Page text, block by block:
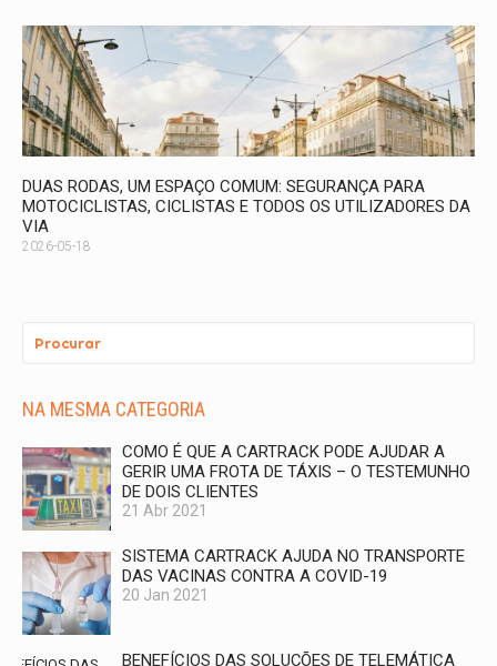
DUAS RODAS, UM ESPAÇO COMUM: SEGURANÇA PARA
MOTOCICLISTAS, CICLISTAS E TODOS OS UTILIZADORES DA
VIA
2026-05-18
NA MESMA CATEGORIA
COMO É QUE A CARTRACK PODE AJUDAR A
GERIR UMA FROTA DE TÁXIS – O TESTEMUNHO
DE DOIS CLIENTES
21 Abr 2021
SISTEMA CARTRACK AJUDA NO TRANSPORTE
DAS VACINAS CONTRA A COVID-19
20 Jan 2021
BENEFÍCIOS DAS SOLUÇÕES DE TELEMÁTICA